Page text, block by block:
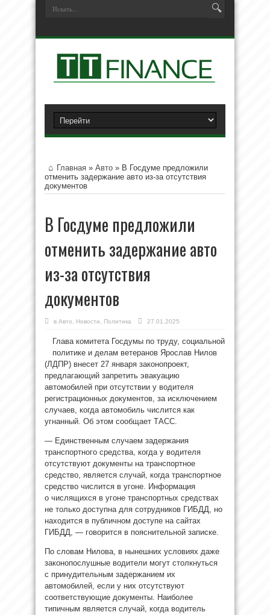
Главная » Авто » В Госдуме предложили
отменить задержание авто из-за отсутствия
документов
В Госдуме предложили
отменить задержание авто
из-за отсутствия
документов
в Авто Новости Политика 27.01.2025
Глава комитета Госдумы по труду, социальной
политике и делам ветеранов Ярослав Нилов
(ЛДПР) внесет 27 января законопроект,
предлагающий запретить эвакуацию
автомобилей при отсутствии у водителя
регистрационных документов, за исключением
случаев, когда автомобиль числится как
угнанный. Об этом сообщает ТАСС.
— Единственным случаем задержания
транспортного средства, когда у водителя
отсутствуют документы на транспортное
средство, является случай, когда транспортное
средство числится в угоне. Информация
о числящихся в угоне транспортных средствах
не только доступна для сотрудников ГИБДД, но
находится в публичном доступе на сайтах
ГИБДД, — говорится в пояснительной записке.
По словам Нилова, в нынешних условиях даже
законопослушные водители могут столкнуться
с принудительным задержанием их
автомобилей, если у них отсутствуют
соответствующие документы. Наиболее
типичным является случай, когда водитель